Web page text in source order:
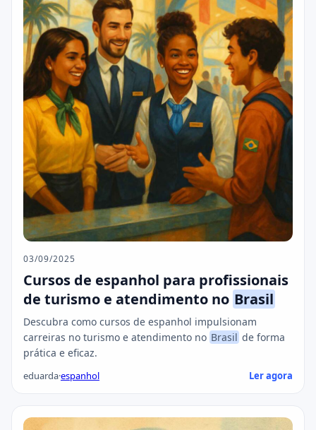
03/09/2025
Cursos de espanhol para profissionais
de turismo e atendimento no Brasil
Descubra como cursos de espanhol impulsionam
carreiras no turismo e atendimento no Brasil de forma
prática e eficaz.
eduarda·espanhol Ler agora